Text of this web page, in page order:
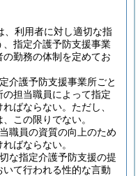
、利用者に対し適切な指
指定介護予防支援事業
勤務の体制を定めてお
介護予防支援事業所ごと
担当職員によって指定
ばならない。 ただし、
この限りでない。
職員の資質の向上のため
ばならない。
な指定介護予防支援の提
て行われる性的な言動